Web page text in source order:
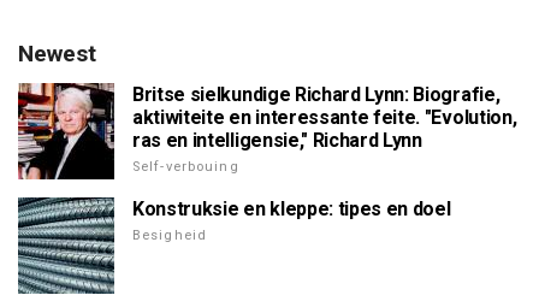
Newest
Britse sielkundige Richard Lynn: Biografie,
aktiwiteite en interessante feite. "Evolution,
ras en intelligensie," Richard Lynn
Self-verbouing
Konstruksie en kleppe: tipes en doel
Besigheid